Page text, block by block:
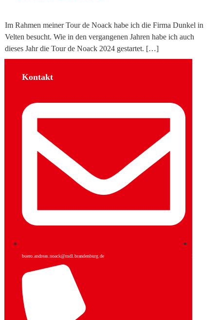
Im Rahmen meiner Tour de Noack habe ich die Firma Dunkel in
Velten besucht. Wie in den vergangenen Jahren habe ich auch
dieses Jahr die Tour de Noack 2024 gestartet. […]
Kontakt
buero.andreas.noack@mdl.brandenburg.de Facebook